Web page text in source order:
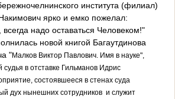
института (филиал)
ярко и емко пожелал:
надо оставаться Человеком!"
новой книгой Багаутдинова
"Малков Виктор Павлович. Имя в науке",
судья в отставке Гильманов Идрис
состоявшееся в стенах суда
дух нынешних сотрудников и служит